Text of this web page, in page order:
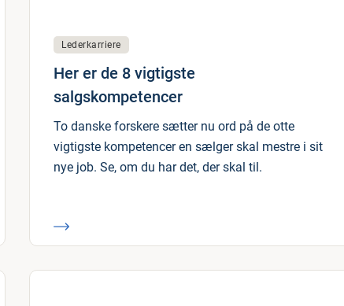
Lederkarriere
Her er de 8 vigtigste
salgskompetencer
To danske forskere sætter nu ord på de otte
vigtigste kompetencer en sælger skal mestre i sit
nye job. Se, om du har det, der skal til.